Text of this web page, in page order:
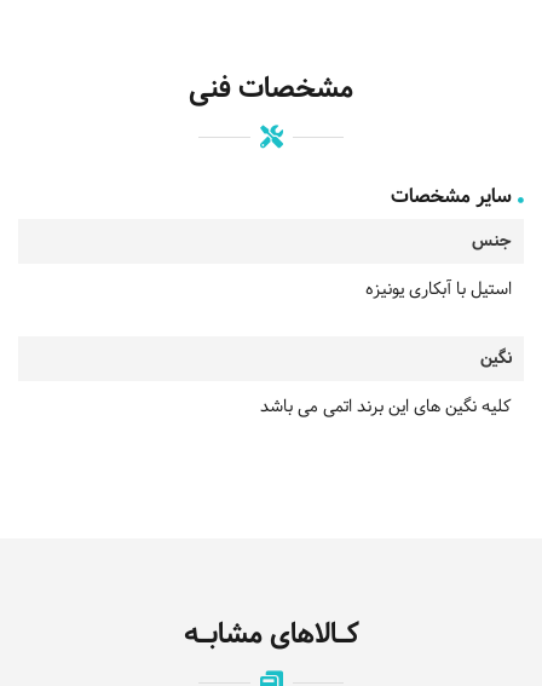
مشخصات فنی
سایر مشخصات
جنس
استیل با آبکاری یونیزه
نگین
کلیه نگین های این برند اتمی می باشد
کـالاهای مشابـه